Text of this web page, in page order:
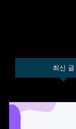
최신 글